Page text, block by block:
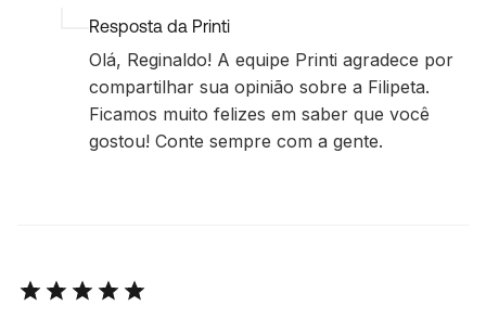
Resposta da Printi
Olá, Reginaldo! A equipe Printi agradece por
compartilhar sua opinião sobre a Filipeta.
Ficamos muito felizes em saber que você
gostou! Conte sempre com a gente.